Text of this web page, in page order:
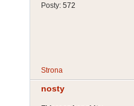
Posty: 572
Strona
nosty